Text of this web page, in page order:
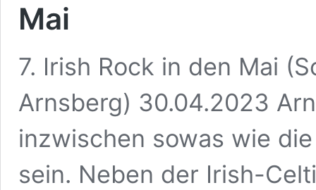
Mai
7. Irish Rock in den Mai
Arnsberg) 30.04.2023
inzwischen sowas wie
sein. Neben der Irish-